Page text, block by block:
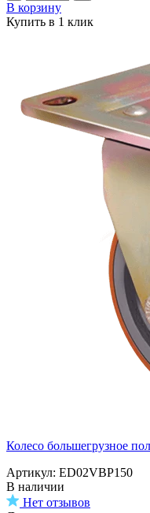
В корзину
Купить в 1 клик
Колесо большегрузное
Артикул: ED02VBP150
В наличии
Нет отзывов